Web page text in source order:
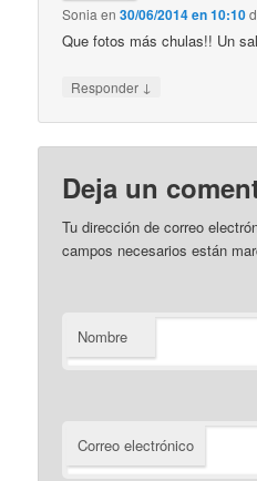
Sonia en30/06/2014 en 10:10
Que fotos más chulas!! Un
Responder ↓
Deja un
Tu dirección de correo
campos necesarios están
Nombre
Correo electrónico